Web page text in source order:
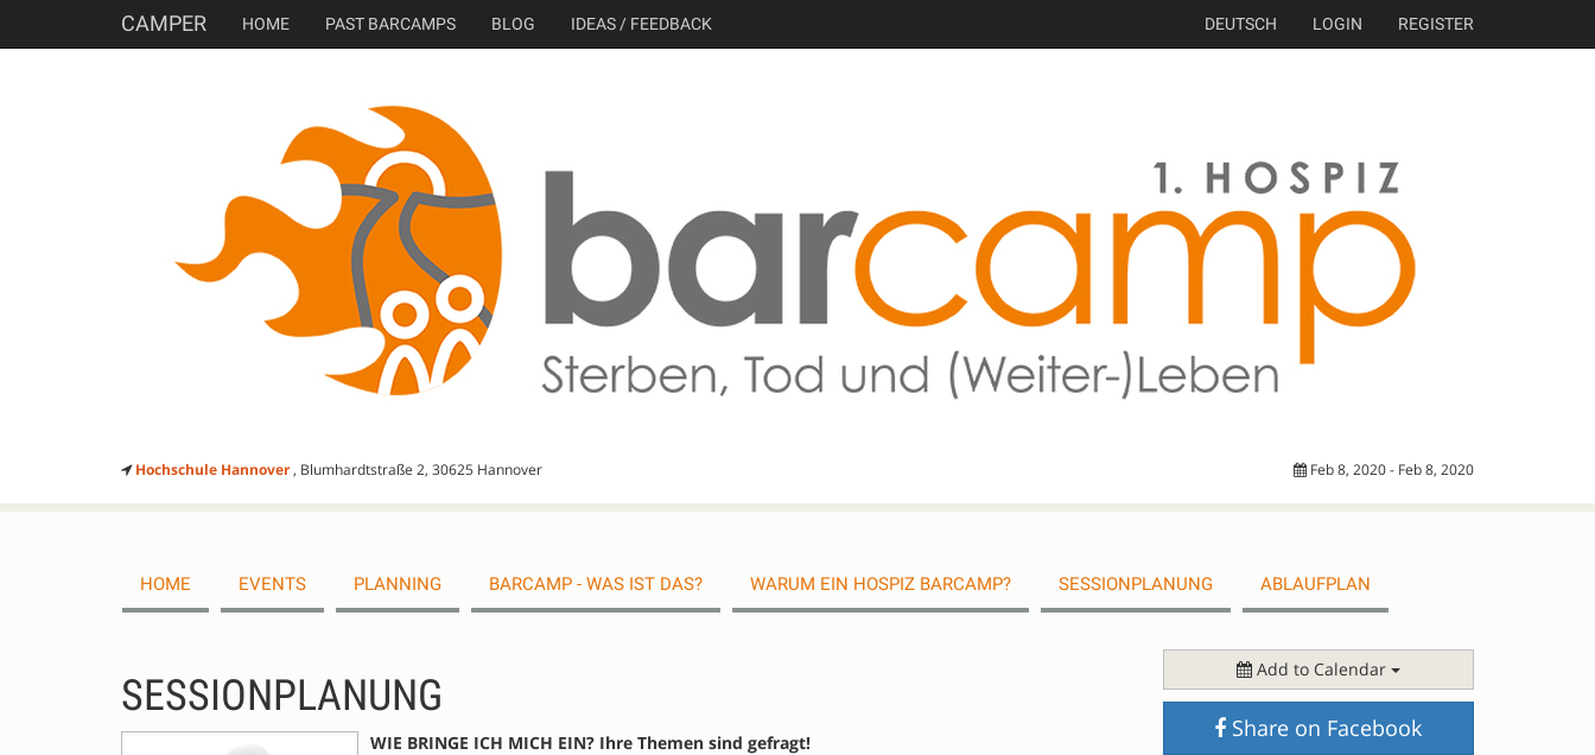
CAMPER HOME PAST BARCAMPS BLOG IDEAS / FEEDBACK DEUTSCH LOGIN REGISTER
Hochschule Hannover, Blumhardtstraße 2, 30625 Hannover Feb 8, 2020 - Feb 8, 2020
HOME EVENTS PLANNING BARCAMP - WAS IST DAS? WARUM EIN HOSPIZ BARCAMP? SESSIONPLANUNG ABLAUFPLAN
SESSIONPLANUNG
WIE BRINGE ICH MICH EIN? Ihre Themen sind gefragt!
Add to Calendar
Share on Facebook